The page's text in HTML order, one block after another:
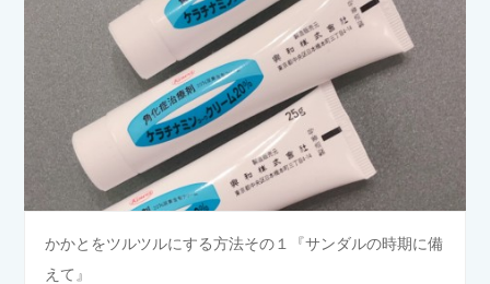
かかとをツルツルにする方法その１『サンダルの時期に備
えて』